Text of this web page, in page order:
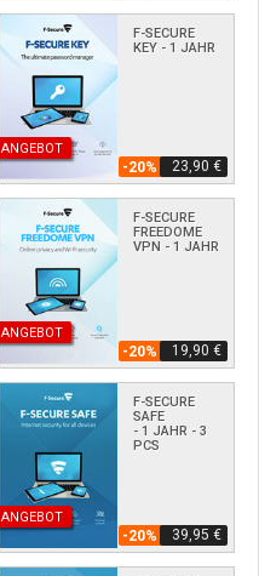
F-SECURE
KEY - 1 JAHR
ANGEBOT
-20% 23,90 €
F-SECURE
FREEDOME
VPN - 1 JAHR
ANGEBOT
-20% 19,90 €
F-SECURE
SAFE
- 1 JAHR - 3
PCS
ANGEBOT
-20% 39,95 €